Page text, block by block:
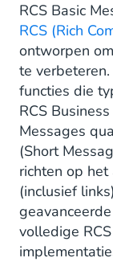
RCS Basic
RCS (Rich
ontworpen
te
functies die
RCS
Messages
(Short
richten op
(inclusief
volledige